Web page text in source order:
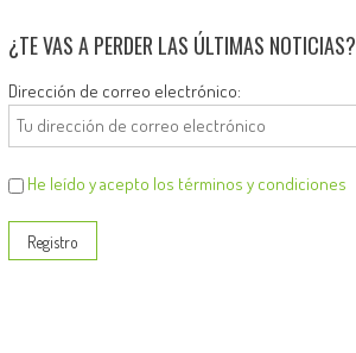
¿TE VAS A PERDER LAS ÚLTIMAS NOTICIAS?
Dirección de correo electrónico:
He leído y acepto los términos y condiciones